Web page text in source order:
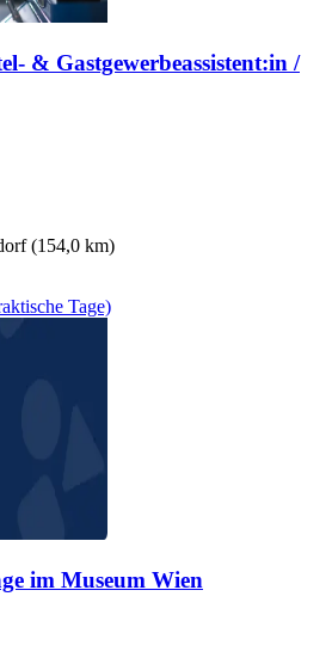
& Gastgewerbeassistent:in /
(154,0 km)
Tage)
im Museum Wien